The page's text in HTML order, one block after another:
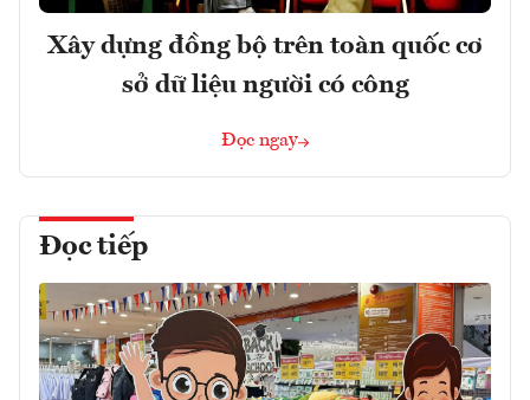
Xây dựng đồng bộ trên toàn quốc cơ
sở dữ liệu người có công
Đọc ngay
Đọc tiếp